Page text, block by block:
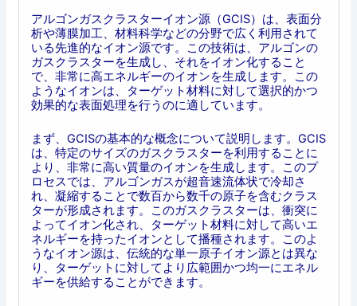
アルゴンガスクラスターイオン源（GCIS）は、表面分
析や薄膜加工、材料科学などの分野で広く利用されて
いる先進的なイオン源です。この技術は、アルゴンの
ガスクラスターを生成し、それをイオン化すること
で、非常に高エネルギーのイオンを生成します。この
ようなイオンは、ターゲット材料に対して選択的かつ
効果的な表面処理を行うのに適しています。
まず、GCISの基本的な概念について説明します。GCIS
は、特定のサイズのガスクラスターを利用することに
より、非常に高い質量のイオンを生成します。このプ
ロセスでは、アルゴンガスが超音速流体状で冷却さ
れ、凝縮することで数百から数千の原子を含むクラス
ターが形成されます。このガスクラスターは、衝突に
よってイオン化され、ターゲット材料に対して高いエ
ネルギーを持ったイオンとして播種されます。このよ
うなイオン源は、伝統的な単一原子イオン源とは異な
り、ターゲットに対してより広範囲かつ均一にエネル
ギーを供給することができます。